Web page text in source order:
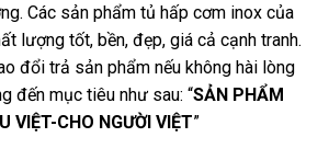
Các sản phẩm tủ hấp cơm inox của
lượng tốt, bền, đẹp, giá cả cạnh tranh.
đổi trả sản phẩm nếu không hài lòng
đến mục tiêu như sau: “SẢN PHẨM
VIỆT-CHO NGƯỜI VIỆT”